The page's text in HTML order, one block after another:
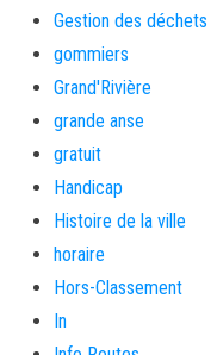
Gestion des déchets
gommiers
Grand'Rivière
grande anse
gratuit
Handicap
Histoire de la ville
horaire
Hors-Classement
In